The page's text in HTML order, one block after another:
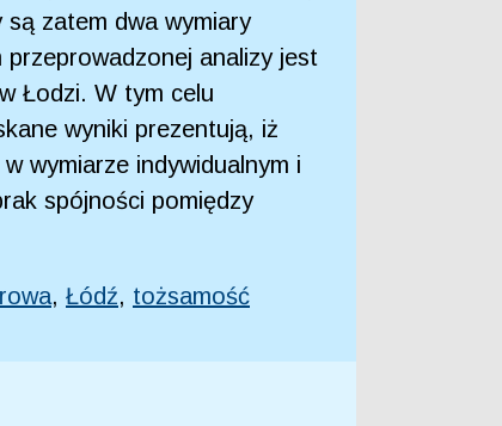
zatem dwa wymiary
analizy jest
Łodzi. W tym celu
wyniki prezentują, iż
wymiarze indywidualnym i
spójności pomiędzy
, Łódź, tożsamość